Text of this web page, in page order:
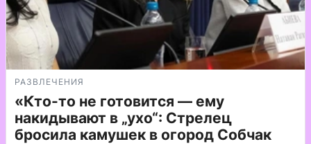
РАЗВЛЕЧЕНИЯ
«Кто-то не готовится — ему
накидывают в „ухо“: Стрелец
бросила камушек в огород Собчак